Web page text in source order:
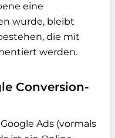
eine
wurde, bleibt
die mit
werden.
Conversion-
Ads (vormals